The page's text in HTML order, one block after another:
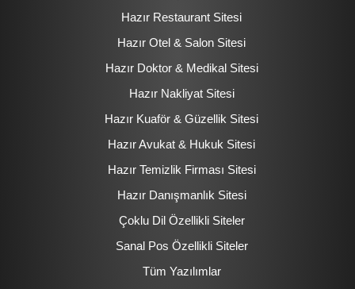
Hazır Restaurant Sitesi
Hazır Otel & Salon Sitesi
Hazır Doktor & Medikal Sitesi
Hazır Nakliyat Sitesi
Hazır Kuaför & Güzellik Sitesi
Hazır Avukat & Hukuk Sitesi
Hazır Temizlik Firması Sitesi
Hazır Danışmanlık Sitesi
Çoklu Dil Özellikli Siteler
Sanal Pos Özellikli Siteler
Tüm Yazılımlar